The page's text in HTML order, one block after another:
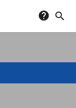
help search